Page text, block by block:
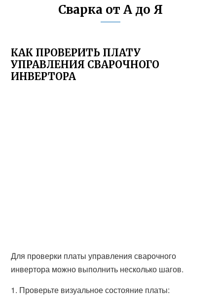
Сварка от А до Я
КАК ПРОВЕРИТЬ ПЛАТУ
УПРАВЛЕНИЯ СВАРОЧНОГО
ИНВЕРТОРА
Для проверки платы управления сварочного
инвертора можно выполнить несколько шагов.
1. Проверьте визуальное состояние платы: